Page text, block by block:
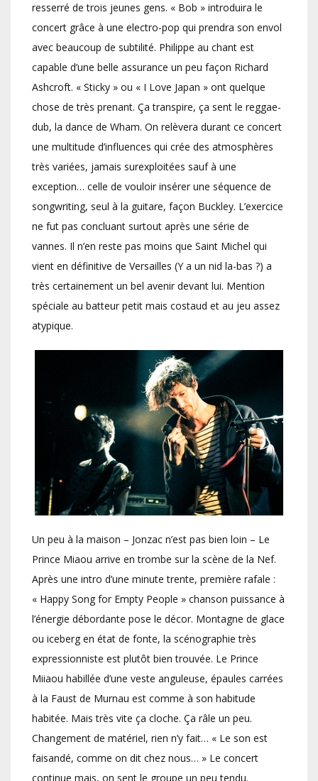
resserré de trois jeunes gens. « Bob » introduira le
concert grâce à une electro-pop qui prendra son envol
avec beaucoup de subtilité. Philippe au chant est
capable d’une belle assurance un peu façon Richard
Ashcroft. « Sticky » ou « I Love Japan » ont quelque
chose de très prenant. Ça transpire, ça sent le reggae-
dub, la dance de Wham. On relèvera durant ce concert
une multitude d’influences qui crée des atmosphères
très variées, jamais surexploitées sauf à une
exception… celle de vouloir insérer une séquence de
songwriting, seul à la guitare, façon Buckley. L’exercice
ne fut pas concluant surtout après une série de
vannes. Il n’en reste pas moins que Saint Michel qui
vient en définitive de Versailles (Y a un nid la-bas ?) a
très certainement un bel avenir devant lui. Mention
spéciale au batteur petit mais costaud et au jeu assez
atypique.
Un peu à la maison – Jonzac n’est pas bien loin – Le
Prince Miaou arrive en trombe sur la scène de la Nef.
Après une intro d’une minute trente, première rafale :
« Happy Song for Empty People » chanson puissance à
l’énergie débordante pose le décor. Montagne de glace
ou iceberg en état de fonte, la scénographie très
expressionniste est plutôt bien trouvée. Le Prince
Miiaou habillée d’une veste anguleuse, épaules carrées
à la Faust de Murnau est comme à son habitude
habitée. Mais très vite ça cloche. Ça râle un peu.
Changement de matériel, rien n’y fait… « Le son est
faisandé, comme on dit chez nous… » Le concert
continue mais, on sent le groupe un peu tendu.